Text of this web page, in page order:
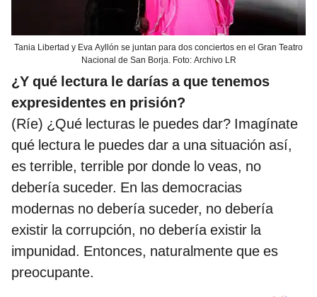
Tania Libertad y Eva Ayllón se juntan para dos conciertos en el Gran Teatro
Nacional de San Borja. Foto: Archivo LR
¿Y qué lectura le darías a que tenemos
expresidentes en prisión?
(Ríe) ¿Qué lecturas le puedes dar? Imagínate
qué lectura le puedes dar a una situación así,
es terrible, terrible por donde lo veas, no
debería suceder. En las democracias
modernas no debería suceder, no debería
existir la corrupción, no debería existir la
impunidad. Entonces, naturalmente que es
preocupante.